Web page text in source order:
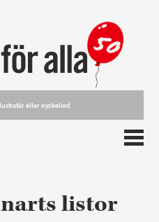
listor